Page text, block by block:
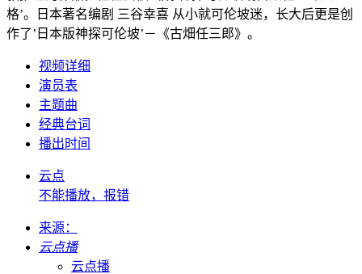
格’。日本著名编剧 三谷幸喜 从小就可伦坡迷，长大后更是创
作了’日本版神探可伦坡’－《古畑任三郎》。
视频详细
演员表
主题曲
经典台词
播出时间
云点
不能播放，报错
来源：
云点播
云点播